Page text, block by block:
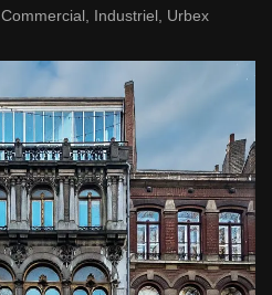
Commercial , Industriel , Urbex